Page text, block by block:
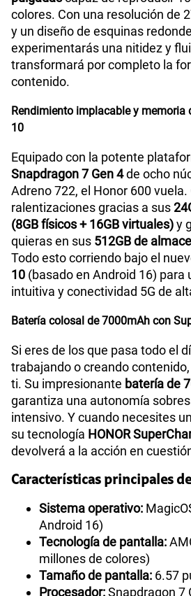
colores. Con una resolución de
y un diseño de esquinas
experimentarás una nitidez y
transformará por completo la
contenido.
Rendimiento implacable y memoria
10
Equipado con la potente
Snapdragon 7 Gen 4de ocho
Adreno 722, el Honor 600
ralentizaciones gracias a sus
(8GB físicos + 16GB virtuales)y
quieras en sus 512GB de
Todo esto corriendo bajo el
10 (basado en Android 16) para
intuitiva y conectividad 5G de
Batería colosal de 7000mAh con
Si eres de los que pasa todo el
trabajando o creando
ti. Su impresionante batería de
garantiza una autonomía
intensivo. Y cuando necesites
su tecnología HONOR
devolverá a la acción en
Características principales
Sistema operativo:
Android 16)
Tecnología de pantalla:
millones de colores)
Tamaño de pantalla: 6.57
Procesador:Snapdragon 7